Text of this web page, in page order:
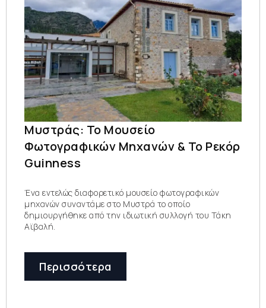
Μυστράς: Το Μουσείο
Φωτογραφικών Μηχανών & Το Ρεκόρ
Guinness
Ένα εντελώς διαφορετικό μουσείο φωτογραφικών
μηχανών συναντάμε στο Μυστρά το οποίο
δημιουργήθηκε από την ιδιωτική συλλογή του Τάκη
Αϊβαλή.
Περισσότερα